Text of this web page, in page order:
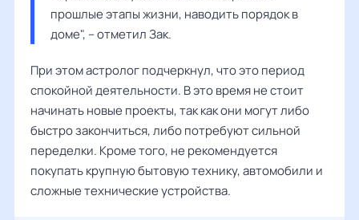
прошлые этапы жизни, наводить порядок в
доме", – отметил Зак.
При этом астролог подчеркнул, что это период
спокойной деятельности. В это время не стоит
начинать новые проекты, так как они могут либо
быстро закончиться, либо потребуют сильной
переделки. Кроме того, не рекомендуется
покупать крупную бытовую технику, автомобили и
сложные технические устройства.